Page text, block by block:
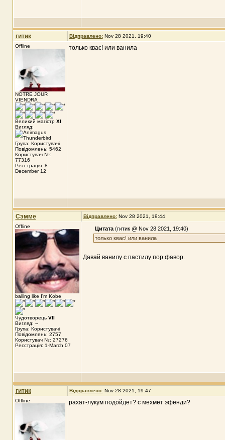
гитик Відправлено: Nov 28 2021, 19:40
Offline
NOTRE JOUR
VIENDRA
Великий магістр XI
Вигляд:
Група: Користувачі
Повідомлень: 5462
Користувач №:
77316
Реєстрація: 8-
December 12
только квас! или ванила
Сэмме Відправлено: Nov 28 2021, 19:44
Offline
balling like I'm Kobe
Чудотворець VII
Вигляд: --
Група: Користувачі
Повідомлень: 2757
Користувач №: 27276
Реєстрація: 1-March 07
Цитата(гитик @ Nov 28 2021, 19:40)
только квас! или ванила
Давай ванилу с пастилу пор фавор.
гитик Відправлено: Nov 28 2021, 19:47
Offline
рахат-лукум подойдет? с мехмет эфенди?